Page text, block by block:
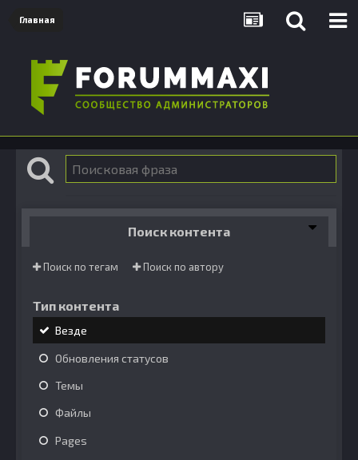
Главная
Поиск контента
Поиск по тегам Поиск по автору
Тип контента
Везде
Обновления статусов
Темы
Файлы
Pages